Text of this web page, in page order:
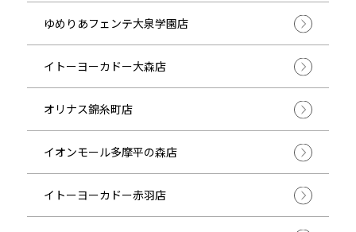
ゆめりあフェンテ大泉学園店
イトーヨーカドー大森店
オリナス錦糸町店
イオンモール多摩平の森店
イトーヨーカドー赤羽店